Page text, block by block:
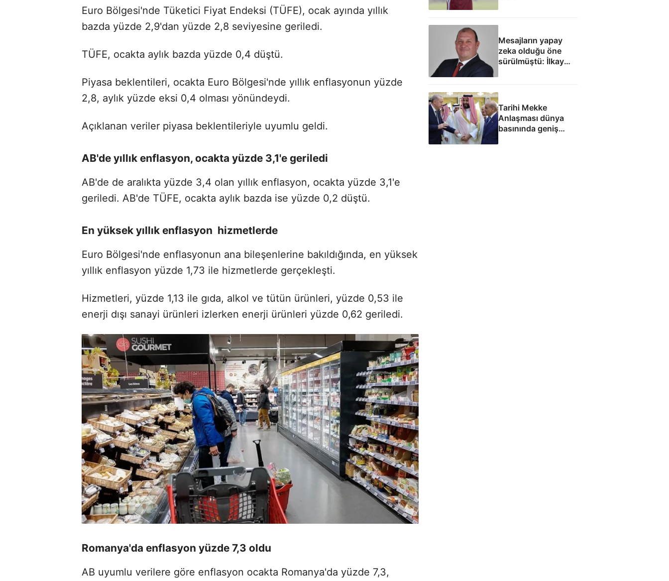
Euro Bölgesi'nde Tüketici Fiyat Endeksi (TÜFE), ocak ayında yıllık
bazda yüzde 2,9'dan yüzde 2,8 seviyesine geriledi.
TÜFE, ocakta aylık bazda yüzde 0,4 düştü.
Piyasa beklentileri, ocakta Euro Bölgesi'nde yıllık enflasyonun yüzde
2,8, aylık yüzde eksi 0,4 olması yönündeydi.
Açıklanan veriler piyasa beklentileriyle uyumlu geldi.
AB'de yıllık enflasyon, ocakta yüzde 3,1'e geriledi
AB'de de aralıkta yüzde 3,4 olan yıllık enflasyon, ocakta yüzde 3,1'e
geriledi. AB'de TÜFE, ocakta aylık bazda ise yüzde 0,2 düştü.
En yüksek yıllık enflasyon hizmetlerde
Euro Bölgesi'nde enflasyonun ana bileşenlerine bakıldığında, en yüksek
yıllık enflasyon yüzde 1,73 ile hizmetlerde gerçekleşti.
Hizmetleri, yüzde 1,13 ile gıda, alkol ve tütün ürünleri, yüzde 0,53 ile
enerji dışı sanayi ürünleri izlerken enerji ürünleri yüzde 0,62 geriledi.
Romanya'da enflasyon yüzde 7,3 oldu
AB uyumlu verilere göre enflasyon ocakta Romanya'da yüzde 7,3,
Mesajların yapay
zeka olduğu öne
sürülmüştü: İlkay
Tarihi Mekke
Anlaşması dünya
basınında geniş
yankı uyandırdı